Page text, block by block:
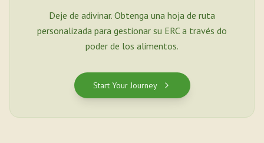
Deje de adivinar. Obtenga una hoja de ruta
personalizada para gestionar su ERC a través do
poder de los alimentos.
Start Your Journey